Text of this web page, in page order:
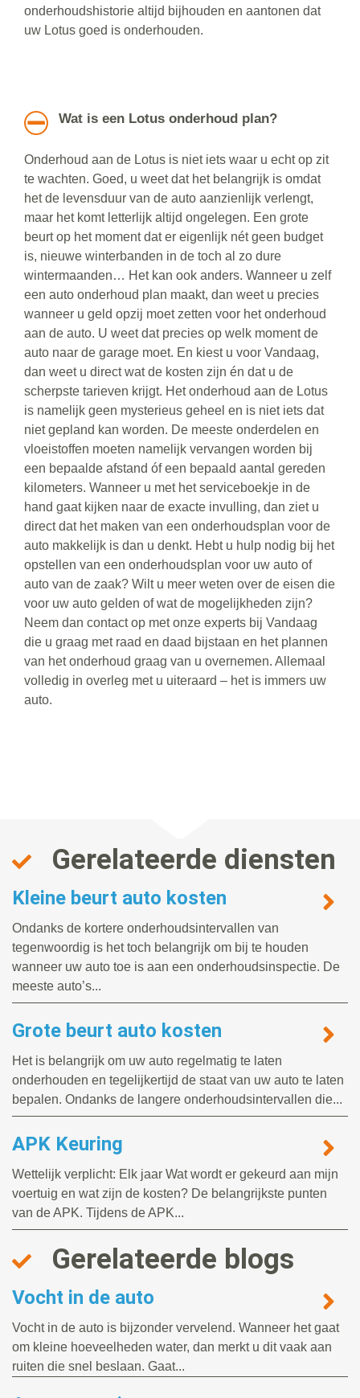
onderhoudshistorie altijd bijhouden en aantonen dat
uw Lotus goed is onderhouden.
Wat is een Lotus onderhoud plan?
Onderhoud aan de Lotus is niet iets waar u echt op zit
te wachten. Goed, u weet dat het belangrijk is omdat
het de levensduur van de auto aanzienlijk verlengt,
maar het komt letterlijk altijd ongelegen. Een grote
beurt op het moment dat er eigenlijk nét geen budget
is, nieuwe winterbanden in de toch al zo dure
wintermaanden… Het kan ook anders. Wanneer u zelf
een auto onderhoud plan maakt, dan weet u precies
wanneer u geld opzij moet zetten voor het onderhoud
aan de auto. U weet dat precies op welk moment de
auto naar de garage moet. En kiest u voor Vandaag,
dan weet u direct wat de kosten zijn én dat u de
scherpste tarieven krijgt. Het onderhoud aan de Lotus
is namelijk geen mysterieus geheel en is niet iets dat
niet gepland kan worden. De meeste onderdelen en
vloeistoffen moeten namelijk vervangen worden bij
een bepaalde afstand óf een bepaald aantal gereden
kilometers. Wanneer u met het serviceboekje in de
hand gaat kijken naar de exacte invulling, dan ziet u
direct dat het maken van een onderhoudsplan voor de
auto makkelijk is dan u denkt. Hebt u hulp nodig bij het
opstellen van een onderhoudsplan voor uw auto of
auto van de zaak? Wilt u meer weten over de eisen die
voor uw auto gelden of wat de mogelijkheden zijn?
Neem dan contact op met onze experts bij Vandaag
die u graag met raad en daad bijstaan en het plannen
van het onderhoud graag van u overnemen. Allemaal
volledig in overleg met u uiteraard – het is immers uw
auto.
Gerelateerde diensten
Kleine beurt auto kosten
Ondanks de kortere onderhoudsintervallen van
tegenwoordig is het toch belangrijk om bij te houden
wanneer uw auto toe is aan een onderhoudsinspectie. De
meeste auto’s...
Grote beurt auto kosten
Het is belangrijk om uw auto regelmatig te laten
onderhouden en tegelijkertijd de staat van uw auto te laten
bepalen. Ondanks de langere onderhoudsintervallen die...
APK Keuring
Wettelijk verplicht: Elk jaar Wat wordt er gekeurd aan mijn
voertuig en wat zijn de kosten? De belangrijkste punten
van de APK. Tijdens de APK...
Gerelateerde blogs
Vocht in de auto
Vocht in de auto is bijzonder vervelend. Wanneer het gaat
om kleine hoeveelheden water, dan merkt u dit vaak aan
ruiten die snel beslaan. Gaat...